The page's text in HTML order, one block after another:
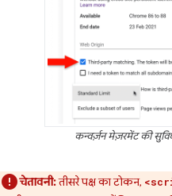
कन्वर्ज़न मेज़रमेंट की
चेतावनी:तीसरे पक्ष का टोकन,